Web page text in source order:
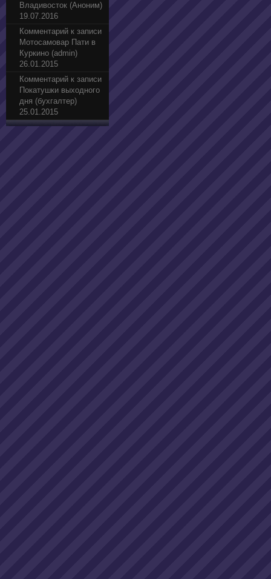
Владивосток (Аноним)
19.07.2016
Комментарий к записи
Мотосамовар Пати в
Куркино (admin)
26.01.2015
Комментарий к записи
Покатушки выходного
дня (бухгалтер)
25.01.2015